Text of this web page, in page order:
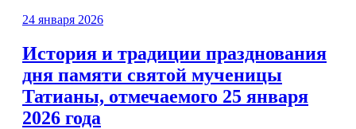
24 января 2026
История и традиции празднования
дня памяти святой мученицы
Татианы, отмечаемого 25 января
2026 года